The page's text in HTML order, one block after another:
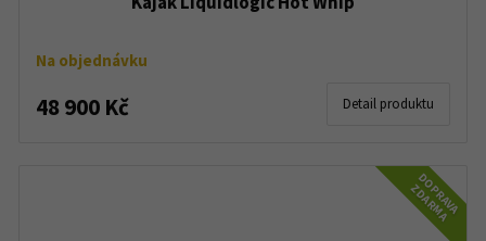
Na objednávku
48 900 Kč Detail produktu
DOPRAVA
ZDARMA